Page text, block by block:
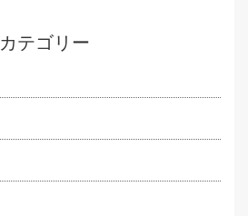
カテゴリー